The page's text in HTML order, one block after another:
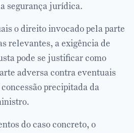
segurança jurídica.
o direito invocado pela parte
relevantes, a exigência de
pode se justificar como
adversa contra eventuais
precipitada da
do caso concreto, o